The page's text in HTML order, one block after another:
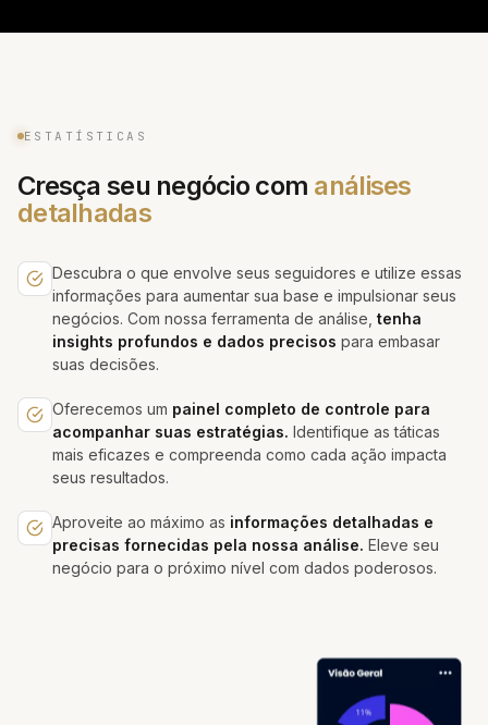
ESTATÍSTICAS
Cresça seu negócio com análises
detalhadas
Descubra o que envolve seus seguidores e utilize essas
informações para aumentar sua base e impulsionar seus
negócios. Com nossa ferramenta de análise, tenha
insights profundos e dados precisos para embasar
suas decisões.
Oferecemos um painel completo de controle para
acompanhar suas estratégias. Identifique as táticas
mais eficazes e compreenda como cada ação impacta
seus resultados.
Aproveite ao máximo as informações detalhadas e
precisas fornecidas pela nossa análise. Eleve seu
negócio para o próximo nível com dados poderosos.